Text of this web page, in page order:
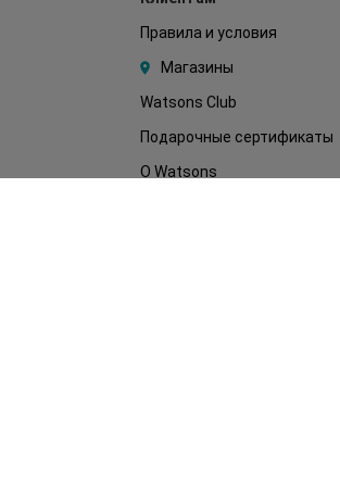
Правила и условия
Магазины
Watsons Club
Подарочные сертификаты
О Watsons